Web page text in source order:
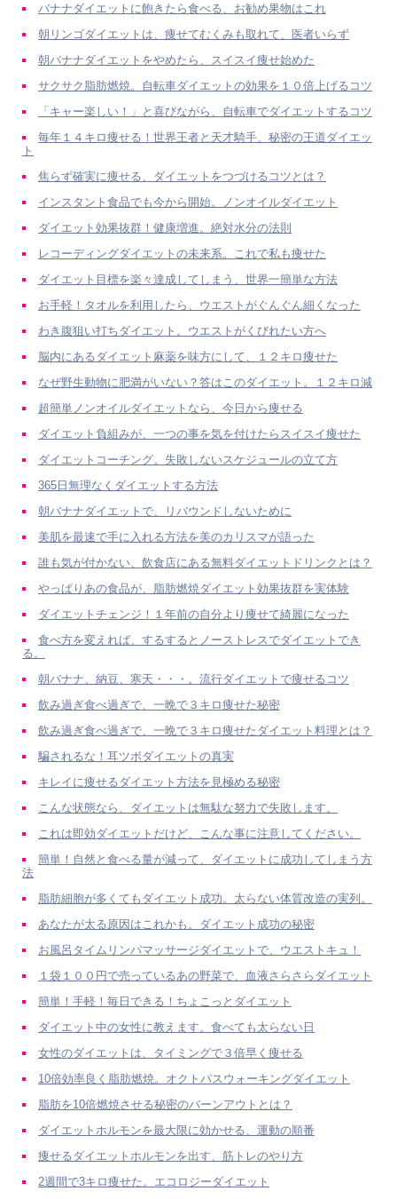
バナナダイエットに飽きたら食べる、お勧め果物はこれ
朝リンゴダイエットは、痩せてむくみも取れて、医者いらず
朝バナナダイエットをやめたら、スイスイ痩せ始めた
サクサク脂肪燃焼。自転車ダイエットの効果を１０倍上げるコツ
「キャー楽しい！」と喜びながら、自転車でダイエットするコツ
毎年１４キロ痩せる！世界王者と天才騎手、秘密の王道ダイエッ
ト
焦らず確実に痩せる、ダイエットをつづけるコツとは？
インスタント食品でも今から開始。ノンオイルダイエット
ダイエット効果抜群！健康増進。絶対水分の法則
レコーディングダイエットの未来系。これで私も痩せた
ダイエット目標を楽々達成してしまう、世界一簡単な方法
お手軽！タオルを利用したら、ウエストがぐんぐん細くなった
わき腹狙い打ちダイエット。ウエストがくびれたい方へ
脳内にあるダイエット麻薬を味方にして、１２キロ痩せた
なぜ野生動物に肥満がいない？答はこのダイエット。１２キロ減
超簡単ノンオイルダイエットなら、今日から痩せる
ダイエット負組みが、一つの事を気を付けたらスイスイ痩せた
ダイエットコーチング。失敗しないスケジュールの立て方
365日無理なくダイエットする方法
朝バナナダイエットで、リバウンドしないために
美肌を最速で手に入れる方法を美のカリスマが語った
誰も気が付かない、飲食店にある無料ダイエットドリンクとは？
やっぱりあの食品が、脂肪燃焼ダイエット効果抜群を実体験
ダイエットチェンジ！１年前の自分より痩せて綺麗になった
食べ方を変えれば、するするとノーストレスでダイエットでき
る。
朝バナナ、納豆、寒天・・・。流行ダイエットで痩せるコツ
飲み過ぎ食べ過ぎで、一晩で３キロ痩せた秘密
飲み過ぎ食べ過ぎで、一晩で３キロ痩せたダイエット料理とは？
騙されるな！耳ツボダイエットの真実
キレイに痩せるダイエット方法を見極める秘密
こんな状態なら、ダイエットは無駄な努力で失敗します。
これは即効ダイエットだけど、こんな事に注意してください。
簡単！自然と食べる量が減って、ダイエットに成功してしまう方
法
脂肪細胞が多くてもダイエット成功。太らない体質改造の実列。
あなたが太る原因はこれかも。ダイエット成功の秘密
お風呂タイムリンパマッサージダイエットで、ウエストキュ！
１袋１００円で売っているあの野菜で、血液さらさらダイエット
簡単！手軽！毎日できる！ちょこっとダイエット
ダイエット中の女性に教えます。食べても太らない日
女性のダイエットは、タイミングで３倍早く痩せる
10倍効率良く脂肪燃焼。オクトパスウォーキングダイエット
脂肪を10倍燃焼させる秘密のバーンアウトとは？
ダイエットホルモンを最大限に効かせる、運動の順番
痩せるダイエットホルモンを出す、筋トレのやり方
2週間で3キロ痩せた。エコロジーダイエット